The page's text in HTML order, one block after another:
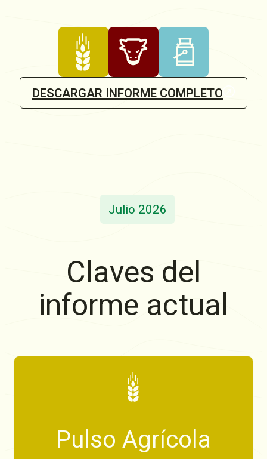
DESCARGAR INFORME COMPLETO
Julio 2026
Claves del
informe actual
Pulso Agrícola